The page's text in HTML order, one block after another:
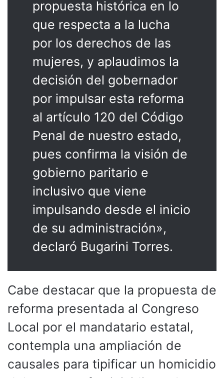
propuesta histórica en lo
que respecta a la lucha
por los derechos de las
mujeres, y aplaudimos la
decisión del gobernador
por impulsar esta reforma
al artículo 120 del Código
Penal de nuestro estado,
pues confirma la visión de
gobierno paritario e
inclusivo que viene
impulsando desde el inicio
de su administración»,
declaró Bugarini Torres.
Cabe destacar que la propuesta de
reforma presentada al Congreso
Local por el mandatario estatal,
contempla una ampliación de
causales para tipificar un homicidio